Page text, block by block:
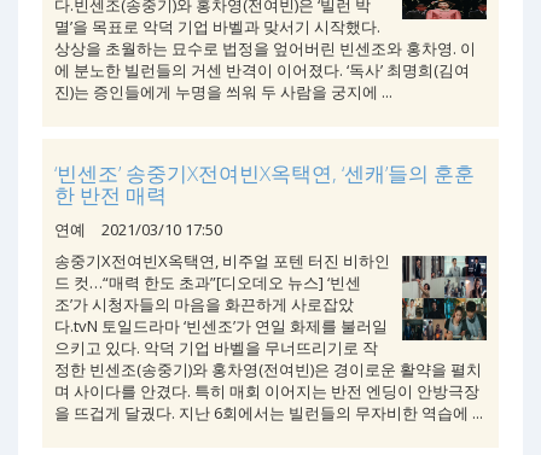
다.빈센조(송중기)와 홍차영(전여빈)은 ‘빌런 박
멸’을 목표로 악덕 기업 바벨과 맞서기 시작했다.
상상을 초월하는 묘수로 법정을 엎어버린 빈센조와 홍차영. 이
에 분노한 빌런들의 거센 반격이 이어졌다. ‘독사’ 최명희(김여
진)는 증인들에게 누명을 씌워 두 사람을 궁지에 ...
‘빈센조’ 송중기X전여빈X옥택연, ‘센캐’들의 훈훈
한 반전 매력
연예
2021/03/10 17:50
송중기X전여빈X옥택연, 비주얼 포텐 터진 비하인
드 컷…“매력 한도 초과”[디오데오 뉴스] ‘빈센
조’가 시청자들의 마음을 화끈하게 사로잡았
다.tvN 토일드라마 ‘빈센조’가 연일 화제를 불러일
으키고 있다. 악덕 기업 바벨을 무너뜨리기로 작
정한 빈센조(송중기)와 홍차영(전여빈)은 경이로운 활약을 펼치
며 사이다를 안겼다. 특히 매회 이어지는 반전 엔딩이 안방극장
을 뜨겁게 달궜다. 지난 6회에서는 빌런들의 무자비한 역습에 ...